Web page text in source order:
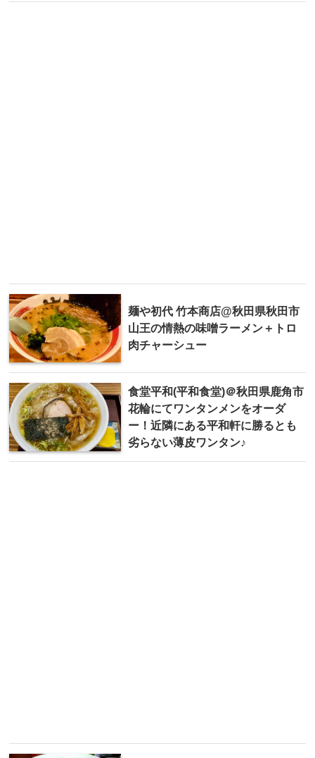
麺や初代 竹本商店@秋田県秋田市
山王の情熱の味噌ラーメン＋トロ
肉チャーシュー
食堂平和(平和食堂)＠秋田県鹿角市
花輪にてワンタンメンをオーダ
ー！近隣にある平和軒に勝るとも
劣らない薄皮ワンタン♪